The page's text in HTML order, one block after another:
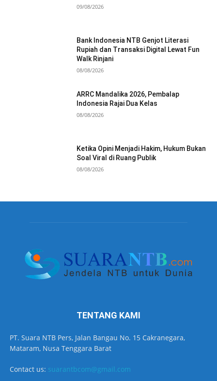
09/08/2026
Bank Indonesia NTB Genjot Literasi
Rupiah dan Transaksi Digital Lewat Fun
Walk Rinjani
08/08/2026
ARRC Mandalika 2026, Pembalap
Indonesia Rajai Dua Kelas
08/08/2026
Ketika Opini Menjadi Hakim, Hukum Bukan
Soal Viral di Ruang Publik
08/08/2026
TENTANG KAMI
PT. Suara NTB Pers, Jalan Bangau No. 15 Cakranegara,
Mataram, Nusa Tenggara Barat
Contact us: suarantbcom@gmail.com